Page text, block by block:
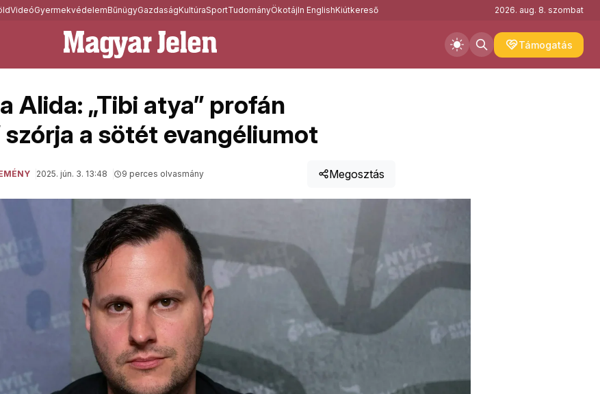
VideóGyermekvédelemBűnügyGazdaságKultúraSportTudományÖkotájIn EnglishKiútkereső 2026. aug. 8. szombat
Támogatás
Alida: „Tibi atya” profán
szórja a sötét evangéliumot
2025. jún. 3. 13:48 9 perces olvasmány Megosztás